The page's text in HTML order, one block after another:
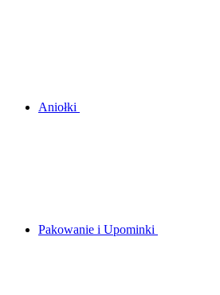
Aniołki
Pakowanie i Upominki